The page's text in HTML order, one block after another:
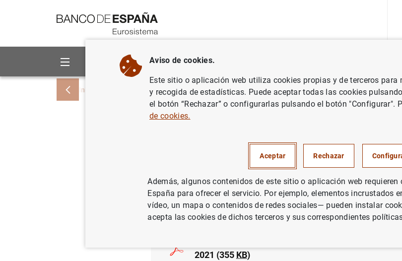
Sobre el Banco Áreas de actuación
Inicio Noticias y eventos Noticias del Banco Central Europeo Notas de prensa del Banco
5 de noviembre de 2021
BCE, EUROSISTEMA
2021 (355 KB)
Aviso de cookies.
Este sitio o aplicación web utiliza cookies propias y de terceros
y recogida de estadísticas. Puede aceptar todas las cookies
el botón “Rechazar” o configurarlas pulsando el botón "Configurar".
de cookies.
Aceptar Rechazar
Además, algunos contenidos de este sitio o aplicación web
España para ofrecer el servicio. Por ejemplo, elementos incrustados
vídeo, un mapa o contenidos de redes sociales— pueden instalar
acepta las cookies de dichos terceros y sus correspondientes